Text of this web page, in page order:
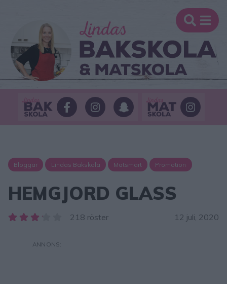
Bloggar Lindas Bakskola Matsmart Promotion
HEMGJORD GLASS
218 röster 12 juli, 2020